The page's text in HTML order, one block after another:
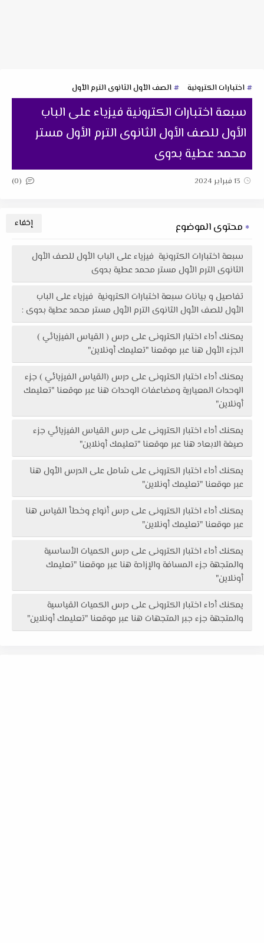
اختبارات الكترونية الصف الأول الثانوى الترم الأول
سبعة اختبارات الكترونية فيزياء على الباب
الأول للصف الأول الثانوى الترم الأول مستر
محمد عطية بدوى
13 فبراير 2024 (0)
محتوى الموضوع
سبعة اختبارات الكترونية فيزياء على الباب الأول للصف الأول
الثانوى الترم الأول مستر محمد عطية بدوى
تفاصيل و بيانات سبعة اختبارات الكترونية فيزياء على الباب
الأول للصف الأول الثانوى الترم الأول مستر محمد عطية بدوى :
يمكنك أداء اختبار الكترونى على درس ( القياس الفيزيائي )
الجزء الأول هنا عبر موقعنا "تعليمك أونلاين"
يمكنك أداء اختبار الكترونى على درس (القياس الفيزيائي ) جزء
الوحدات المعيارية ومضاعفات الوحدات هنا عبر موقعنا "تعليمك
أونلاين"
يمكنك أداء اختبار الكترونى على درس القياس الفيزيائي جزء
صيغة الابعاد هنا عبر موقعنا "تعليمك أونلاين"
يمكنك أداء اختبار الكترونى على شامل على الدرس الأول هنا
عبر موقعنا "تعليمك أونلاين"
يمكنك أداء اختبار الكترونى على درس أنواع وخطأ القياس هنا
عبر موقعنا "تعليمك أونلاين"
يمكنك أداء اختبار الكترونى على درس الكميات الأساسية
والمتجهة جزء المسافة والإزاحة هنا عبر موقعنا "تعليمك
أونلاين"
يمكنك أداء اختبار الكترونى على درس الكميات القياسية
والمتجهة جزء جبر المتجهات هنا عبر موقعنا "تعليمك أونلاين"